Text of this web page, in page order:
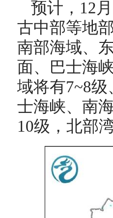
预计，12
古中部等地
南部海域、
面、巴士海
域将有7~8
士海峡、南
10级，北部